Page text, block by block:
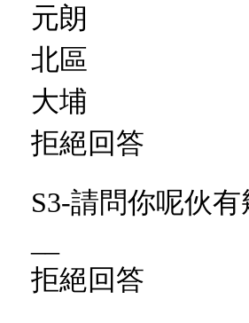
元朗
北區
大埔
拒絕回答
S3-請問你呢伙
拒絕回答